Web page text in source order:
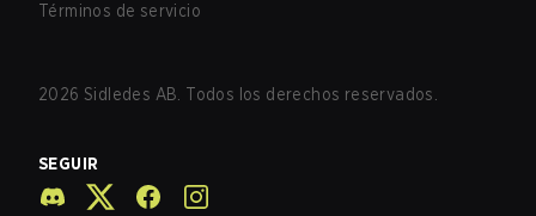
Términos de servicio
2026 Sidledes AB. Todos los derechos reservados.
SEGUIR